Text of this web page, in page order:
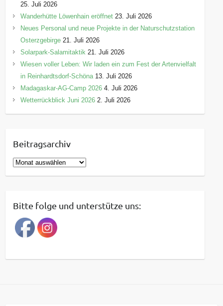
25. Juli 2026
Wanderhütte Löwenhain eröffnet 23. Juli 2026
Neues Personal und neue Projekte in der Naturschutzstation
Osterzgebirge 21. Juli 2026
Solarpark-Salamitaktik 21. Juli 2026
Wiesen voller Leben: Wir laden ein zum Fest der Artenvielfalt
in Reinhardtsdorf-Schöna 13. Juli 2026
Madagaskar-AG-Camp 2026 4. Juli 2026
Wetterrückblick Juni 2026 2. Juli 2026
Beitragsarchiv
B
e
r
a
g
a
Bitte folge und unterstütze uns: